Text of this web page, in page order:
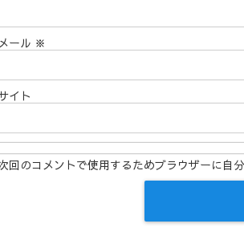
メール ※
イト
回のコメントで使用するためブラウザーに自